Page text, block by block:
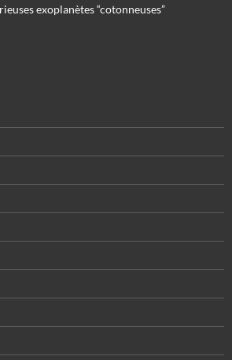
exoplanètes “cotonneuses”